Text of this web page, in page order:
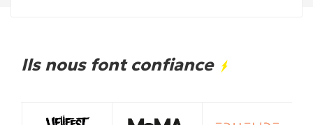
Ils nous font confiance